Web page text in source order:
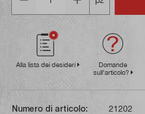
Alla lista dei desideri
Domande
sull'articolo?
Numero di articolo:
21202